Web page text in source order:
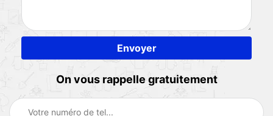
On vous rappelle gratuitement